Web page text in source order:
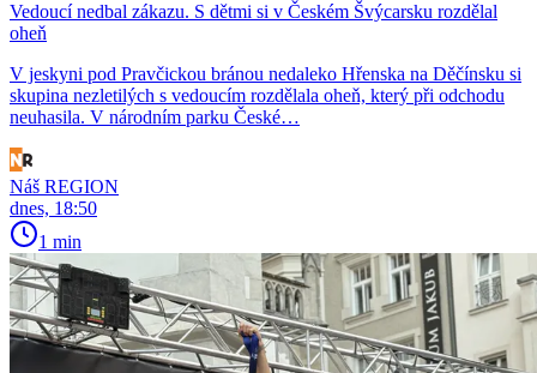
Vedoucí nedbal zákazu. S dětmi si v Českém Švýcarsku rozdělal
oheň
V jeskyni pod Pravčickou bránou nedaleko Hřenska na Děčínsku si
skupina nezletilých s vedoucím rozdělala oheň, který při odchodu
neuhasila. V národním parku České…
Náš REGION
dnes, 18:50
1 min